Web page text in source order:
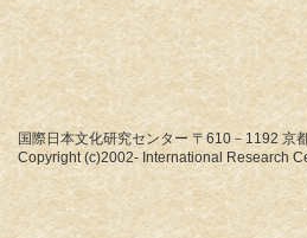
国際日本文化研究センター 〒610－1192 京
Copyright (c)2002- International Research